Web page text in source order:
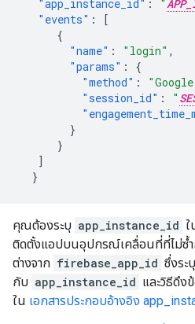
"app_instance_id" : "
"events" :
[
{
"name" : "login" ,
"params" :
{
"method" :
"session_id" : "
}
}
]
}
คุณต้องระบุ app_instance_id ใ
ติดตั้งแอปบนอุปกรณ์เคลื่อนที่ที่ไม่ซ้ำ
ต่างจาก firebase_app_id ซึ่งระ
กับ app_instance_id และวิธีดึง
ใน เอกสารประกอบอ้างอิง